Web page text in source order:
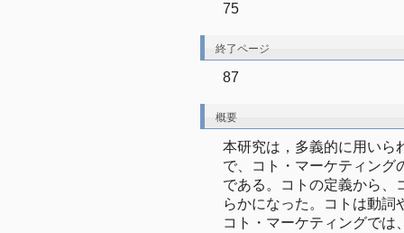
75
終了ページ
87
概要
本研究は，多義的に用いら
で、コト・マーケティング
である。コトの定義から、
らかになった。コトは動詞
コト・マーケティングでは